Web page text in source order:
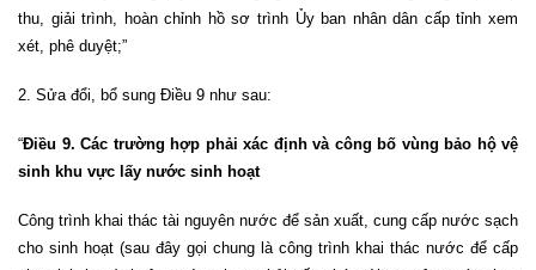
thu, giải trình, hoàn chỉnh hồ sơ trình Ủy ban nhân dân cấp tỉnh xem
xét, phê duyệt;”
2. Sửa đổi, bổ sung Điều 9 như sau:
“Điều 9. Các trường hợp phải xác định và công bố vùng bảo hộ vệ
sinh khu vực lấy nước sinh hoạt
Công trình khai thác tài nguyên nước để sản xuất, cung cấp nước sạch
cho sinh hoạt (sau đây gọi chung là công trình khai thác nước để cấp